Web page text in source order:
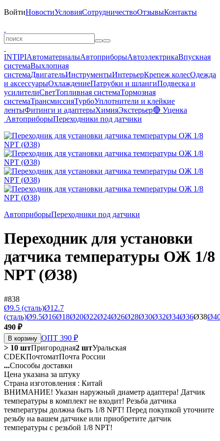
ВойтиНовостиУсловияСотрудничествоОтзывыКонтакты
INTIPIАвтоматериалыАвтоприборыАвтоэлектрикаВпускная
системаВыхлопная
системаДвигательИнструментыИнтерьерКрепеж колесОдежда
и аксессуарыОхлаждениеПатрубки и шлангиПодвеска и
усилителиСветТопливная системаТормозная
системаТрансмиссияТурбоУплотнители и клейкие
лентыФитинги и адаптерыХимияЭкстерьер🔴 Уценка
АвтоприборыПереходники под датчики
АвтоприборыПереходники под датчики
Переходник для установки
датчика температуры ОЖ 1/8
NPT (Ø38)
#838
Ø9.5 (сталь)Ø12.7
(сталь)Ø9.5Ø16Ø18Ø20Ø22Ø24Ø26Ø28Ø30Ø32Ø34Ø36Ø38
490 ₽
В корзину ОПТ 390 ₽
> 10 штПригородная2 штУральская
CDEKПочтоматПочта России
...Способы доставки
Цена указана за штуку
Страна изготовления : Китай
ВНИМАНИЕ! Указан наружный диаметр адаптера! Датчик
температуры в комплект не входит! Резьба датчика
температуры должна быть 1/8 NPT! Перед покупкой уточните
резьбу на вашем датчике или приобретите датчик
температуры с резьбой 1/8 NPT!